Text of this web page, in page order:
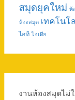
สมุดยุคใหม่ ห้
ห้องสมุด เทคโนโ
ไอที ไอเดีย
งานห้องสมุดไม่